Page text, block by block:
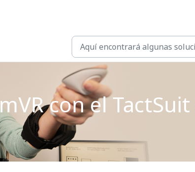
con el